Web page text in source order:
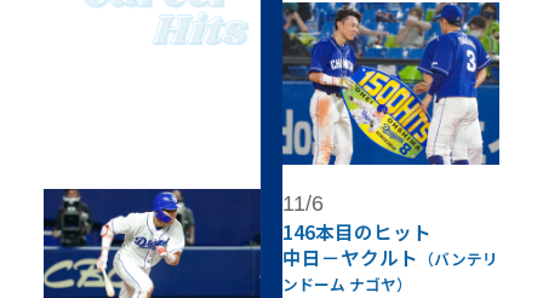
11/6
146本目のヒット
中日－ヤクルト （バンテリ
ンドーム ナゴヤ）